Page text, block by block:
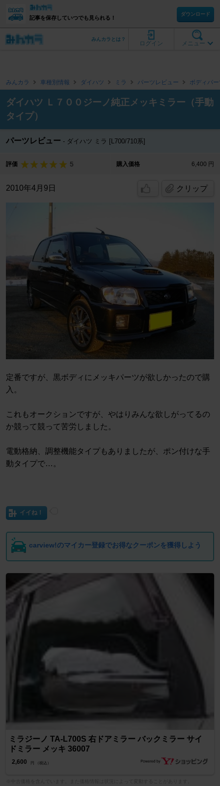
記事を保存していつでも見られる！
ダウンロード
メニュー
ログイン
みんカラとは？
みんカラ 車種別情報 ダイハツ ミラ パーツレビュー ボディパ
ダイハツ Ｌ７００ジーノ純正メッキミラー（手動
タイプ）
パーツレビュー ダイハツ ミラ [L700/710系]
評価 5 購入価格 6,400 円
2010年4月9日 クリップ
定番ですが、黒ボディにメッキパーツが欲しかったので購
入。
これもオークションですが、やはりみんな欲しがってるの
か競って競って苦労しました。
電動格納、調整機能タイプもありましたが、ポン付けな手
動タイプで…。
イイね！
carview!のマイカー登録でお得なクーポンを獲得しよう
ミラジーノ TA-L700S 右ドアミラー バックミラー サイ
ドミラー メッキ 36007
2,600 円 （税込）